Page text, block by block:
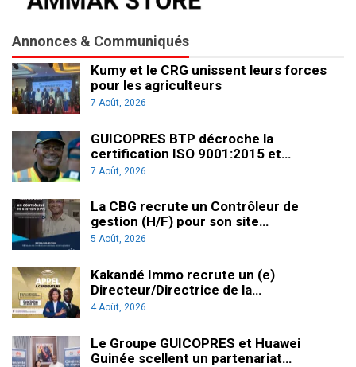
Annonces & Communiqués
Kumy et le CRG unissent leurs forces
pour les agriculteurs
7 Août, 2026
GUICOPRES BTP décroche la
certification ISO 9001:2015 et…
7 Août, 2026
La CBG recrute un Contrôleur de
gestion (H/F) pour son site…
5 Août, 2026
Kakandé Immo recrute un (e)
Directeur/Directrice de la…
4 Août, 2026
Le Groupe GUICOPRES et Huawei
Guinée scellent un partenariat…